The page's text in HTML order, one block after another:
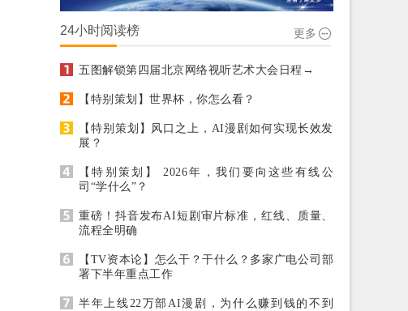
24小时阅读榜 更多
五图解锁第四届北京网络视听艺术大会日程→
【特别策划】世界杯，你怎么看？
【特别策划】风口之上，AI漫剧如何实现长效发
展？
【特别策划】 2026年，我们要向这些有线公
司“学什么”？
重磅！抖音发布AI短剧审片标准，红线、质量、
流程全明确
【TV资本论】怎么干？干什么？多家广电公司部
署下半年重点工作
半年上线22万部AI漫剧，为什么赚到钱的不到